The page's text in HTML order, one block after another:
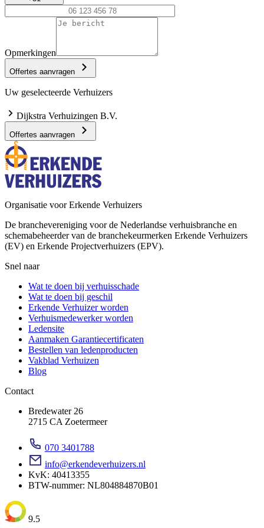
Opmerkingen
Offertes aanvragen
Uw geselecteerde Verhuizers
Dijkstra Verhuizingen B.V.
Offertes aanvragen
Organisatie voor Erkende Verhuizers
De branchevereniging voor de Nederlandse verhuisbranche en
schemabeheerder van de branchekeurmerken Erkende Verhuizers
(EV) en Erkende Projectverhuizers (EPV).
Snel naar
Wat te doen bij verhuisschade
Wat te doen bij geschil
Erkende Verhuizer worden
Verhuismedewerker worden
Ledensite
Aanmaken Garantiecertificaten
Bestellen van ledenproducten
Vakblad Verhuizen
Blog
Contact
Bredewater 26
2715 CA Zoetermeer
070 3401788
info@erkendeverhuizers.nl
KvK: 40413355
BTW-nummer: NL804884870B01
9.5